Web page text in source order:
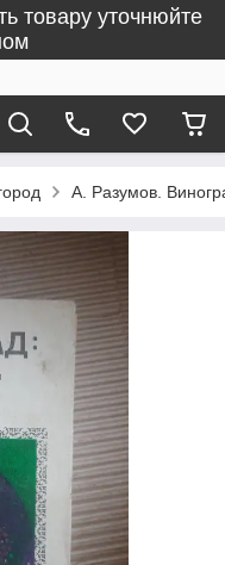
товару уточнюйте
А. Разумов.